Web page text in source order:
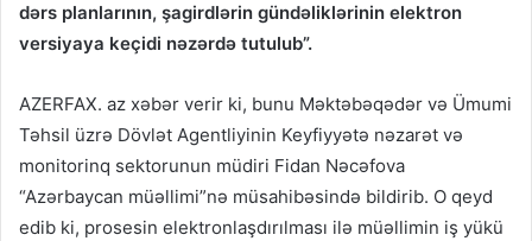
dərs planlarının, şagirdlərin gündəliklərinin elektron
versiyaya keçidi nəzərdə tutulub”.
AZERFAX. az xəbər verir ki, bunu Məktəbəqədər və Ümumi
Təhsil üzrə Dövlət Agentliyinin Keyfiyyətə nəzarət və
monitorinq sektorunun müdiri Fidan Nəcəfova
“Azərbaycan müəllimi”nə müsahibəsində bildirib. O qeyd
edib ki, prosesin elektronlaşdırılması ilə müəllimin iş yükü